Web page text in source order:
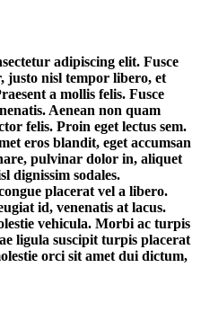
adipiscing elit. Fusce
justo nisl tempor libero, et
a mollis felis. Fusce
Aenean non quam
felis. Proin eget lectus sem.
eros blandit, eget accumsan
pulvinar dolor in, aliquet
dignissim sodales.
placerat vel a libero.
id, venenatis at lacus.
vehicula. Morbi ac turpis
ligula suscipit turpis placerat
orci sit amet dui dictum,